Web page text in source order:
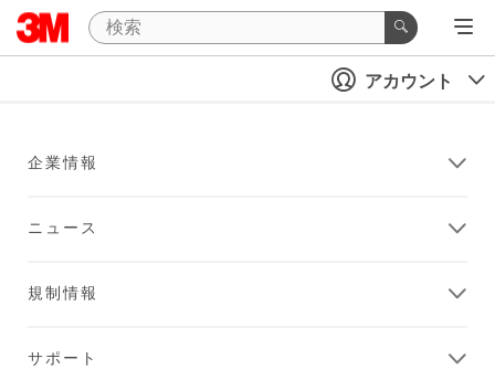
アカウント
企業情報
ニュース
規制情報
サポート